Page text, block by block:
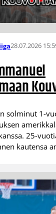
28.07.2026
solminut 1-
25-
kautensa